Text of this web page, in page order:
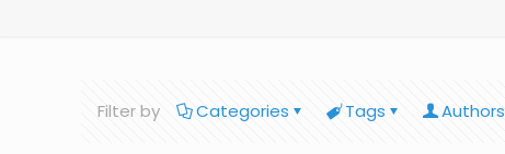
Filter by Categories Tags Authors